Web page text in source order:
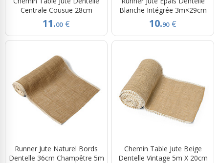
Centrale Cousue 28cm
11.00 €
Blanche Intégrée 3m×29cm
10.90 €
Runner Jute Naturel Bords
Dentelle 36cm Champêtre 5m
Chemin Table Jute Beige
Dentelle Vintage 5m X 20cm